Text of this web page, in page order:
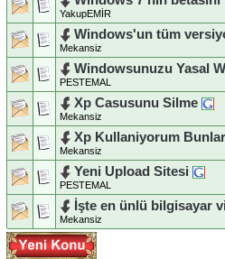
YakupEMİR
Windows'un tüm
Mekansiz
Windowsunuzu Yasal
PESTEMAL
Xp Casusunu Silme
Mekansiz
Xp Kullaniyorum
Mekansiz
Yeni Upload Sitesi
PESTEMAL
İşte en ünlü bilgisayar
Mekansiz